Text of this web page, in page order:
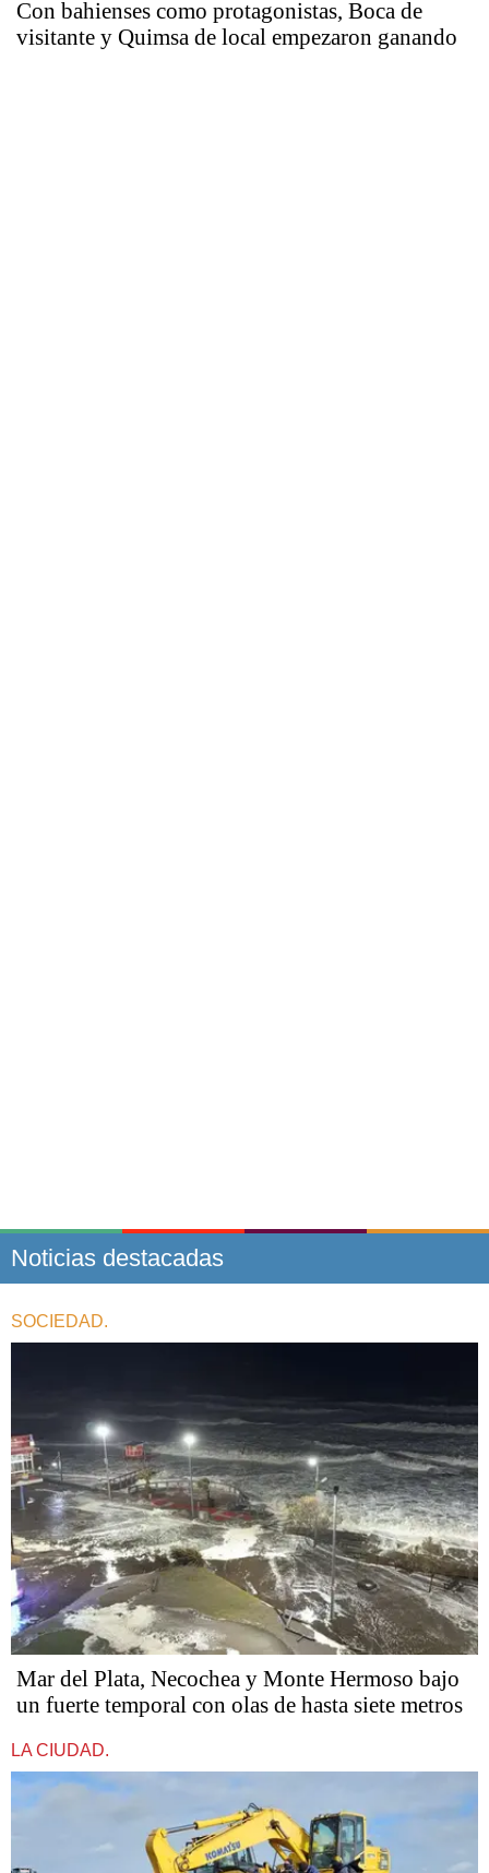
Con bahienses como protagonistas, Boca de
visitante y Quimsa de local empezaron ganando
Noticias destacadas
SOCIEDAD.
Mar del Plata, Necochea y Monte Hermoso bajo
un fuerte temporal con olas de hasta siete metros
LA CIUDAD.